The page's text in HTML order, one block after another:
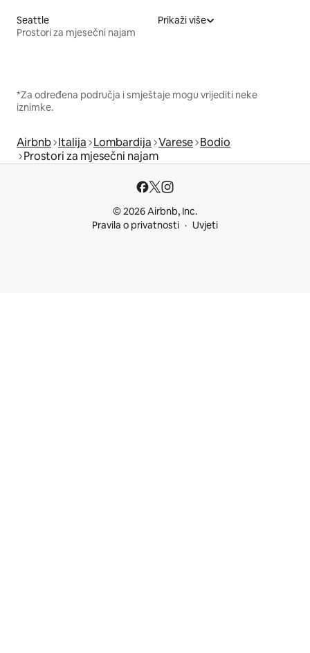
Seattle
Prostori za mjesečni najam
Prikaži više
*Za određena područja i smještaje mogu vrijediti neke
iznimke.
Airbnb Italija Lombardija Varese Bodio
Prostori za mjesečni najam
© 2026 Airbnb, Inc.
Pravila o privatnosti
Uvjeti